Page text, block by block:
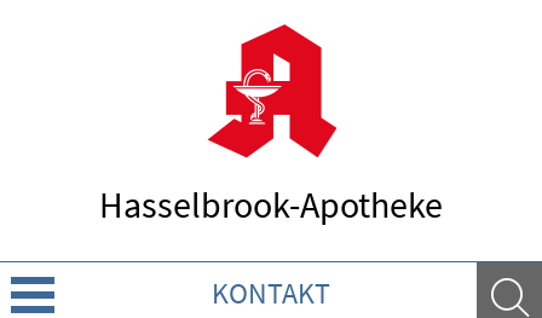
Hasselbrook-Apotheke
KONTAKT